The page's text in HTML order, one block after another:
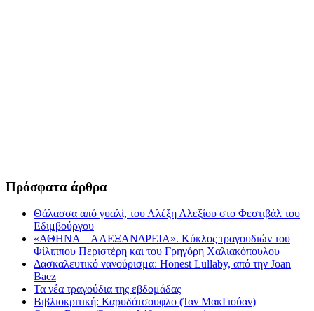
Πρόσφατα άρθρα
Θάλασσα από γυαλί, του Αλέξη Αλεξίου στο Φεστιβάλ του
Εδιμβούργου
«ΑΘΗΝΑ – ΑΛΕΞΑΝΔΡΕΙΑ». Κύκλος τραγουδιών του
Φίλιππου Περιστέρη και του Γρηγόρη Χαλιακόπουλου
Δασκαλευτικό νανούρισμα: Honest Lullaby, από την Joan
Baez
Τα νέα τραγούδια της εβδομάδας
Βιβλιοκριτική: Καρυδότσουφλο (Ίαν ΜακΓιούαν)